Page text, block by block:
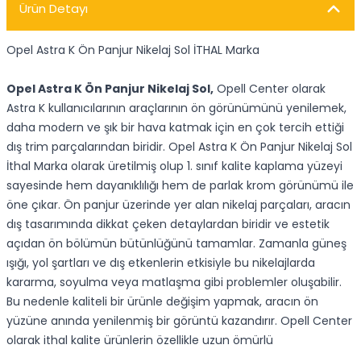
Ürün Detayı
Opel Astra K Ön Panjur Nikelaj Sol İTHAL Marka
Opel Astra K Ön Panjur Nikelaj Sol, Opell Center olarak
Astra K kullanıcılarının araçlarının ön görünümünü yenilemek,
daha modern ve şık bir hava katmak için en çok tercih ettiği
dış trim parçalarından biridir. Opel Astra K Ön Panjur Nikelaj Sol
İthal Marka olarak üretilmiş olup 1. sınıf kalite kaplama yüzeyi
sayesinde hem dayanıklılığı hem de parlak krom görünümü ile
öne çıkar. Ön panjur üzerinde yer alan nikelaj parçaları, aracın
dış tasarımında dikkat çeken detaylardan biridir ve estetik
açıdan ön bölümün bütünlüğünü tamamlar. Zamanla güneş
ışığı, yol şartları ve dış etkenlerin etkisiyle bu nikelajlarda
kararma, soyulma veya matlaşma gibi problemler oluşabilir.
Bu nedenle kaliteli bir ürünle değişim yapmak, aracın ön
yüzüne anında yenilenmiş bir görüntü kazandırır. Opell Center
olarak ithal kalite ürünlerin özellikle uzun ömürlü